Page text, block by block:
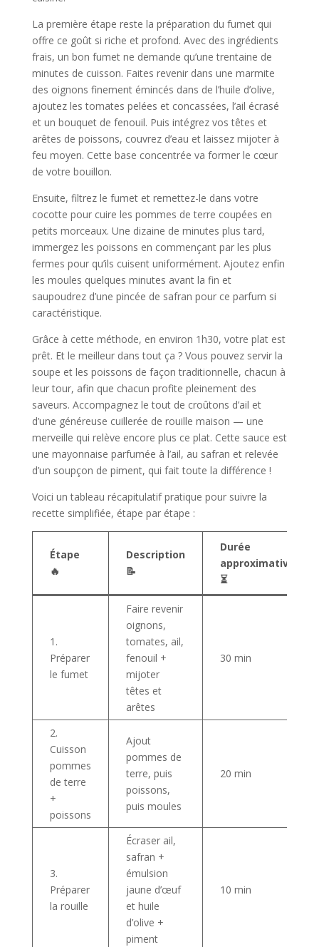
La première étape reste la préparation du fumet qui
offre ce goût si riche et profond. Avec des ingrédients
frais, un bon fumet ne demande qu’une trentaine de
minutes de cuisson. Faites revenir dans une marmite
des oignons finement émincés dans de l’huile d’olive,
ajoutez les tomates pelées et concassées, l’ail écrasé
et un bouquet de fenouil. Puis intégrez vos têtes et
arêtes de poissons, couvrez d’eau et laissez mijoter à
feu moyen. Cette base concentrée va former le cœur
de votre bouillon.
Ensuite, filtrez le fumet et remettez-le dans votre
cocotte pour cuire les pommes de terre coupées en
petits morceaux. Une dizaine de minutes plus tard,
immergez les poissons en commençant par les plus
fermes pour qu’ils cuisent uniformément. Ajoutez enfin
les moules quelques minutes avant la fin et
saupoudrez d’une pincée de safran pour ce parfum si
caractéristique.
Grâce à cette méthode, en environ 1h30, votre plat est
prêt. Et le meilleur dans tout ça ? Vous pouvez servir la
soupe et les poissons de façon traditionnelle, chacun à
leur tour, afin que chacun profite pleinement des
saveurs. Accompagnez le tout de croûtons d’ail et
d’une généreuse cuillerée de rouille maison — une
merveille qui relève encore plus ce plat. Cette sauce est
une mayonnaise parfumée à l’ail, au safran et relevée
d’un soupçon de piment, qui fait toute la différence !
Voici un tableau récapitulatif pratique pour suivre la
recette simplifiée, étape par étape :
Étape
🔥
Description
📝
Durée
approximative
⏳
1.
Préparer
le fumet
Faire revenir
oignons,
tomates, ail,
fenouil +
mijoter
têtes et
arêtes
30 min
2.
Cuisson
pommes
de terre
+
poissons
Ajout
pommes de
terre, puis
poissons,
puis moules
20 min
3.
Préparer
la rouille
Écraser ail,
safran +
émulsion
jaune d’œuf
et huile
d’olive +
piment
10 min